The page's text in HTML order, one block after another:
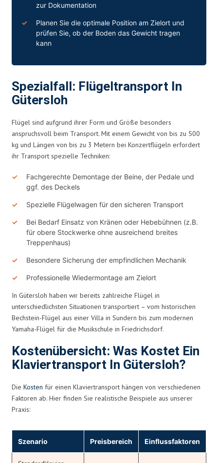
zur Dokumentation
Planen Sie die optimale Position am Zielort und
prüfen Sie, ob der Boden das Gewicht tragen
kann
Spezialfall: Flügeltransport In
Gütersloh
Flügel sind aufgrund ihrer Form und Größe besonders
anspruchsvoll beim Transport. Mit einem Gewicht von bis zu 500
kg und Längen von bis zu 3 Metern bei Konzertflügeln erfordert
ihr Transport spezielle Techniken:
Fachgerechte Demontage der Beine, der Pedale und
ggf. des Deckels
Spezielle Flügelwagen für den sicheren Transport
Bei Bedarf Einsatz von Kränen oder Hebebühnen (z.B.
für obere Stockwerke ohne ausreichend breites
Treppenhaus)
Besondere Sicherung der empfindlichen Mechanik
Professionelle Wiedermontage am Zielort
In Gütersloh haben wir bereits zahlreiche Flügel in
unterschiedlichsten Situationen transportiert – vom historischen
Bechstein-Flügel aus einer Villa in Sundern bis zum modernen
Yamaha-Flügel für die Musikschule in Friedrichsdorf.
Kostenübersicht: Was Kostet Ein
Klaviertransport In Gütersloh?
Die Kosten für einen Klaviertransport hängen von verschiedenen
Faktoren ab. Hier finden Sie realistische Beispiele aus unserer
Praxis:
Szenario Preisbereich Einflussfaktoren